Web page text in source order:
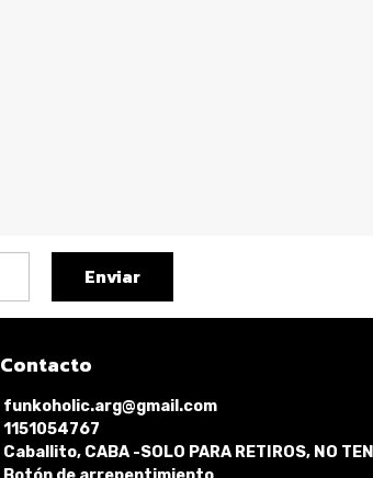
Enviar
Contacto
funkoholic.arg@gmail.com
1151054767
Caballito, CABA -SOLO PARA RETIROS, NO